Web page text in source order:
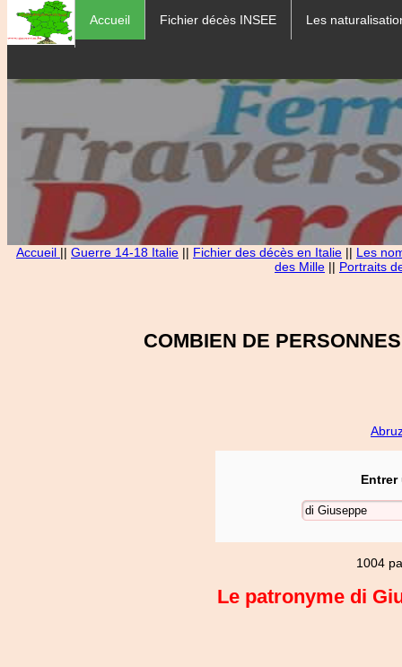
Accueil Fichier décès INSEE Les
Accueil || Guerre 14-18 Italie || Fichier des décès en Italie || Les
des Mille || Portraits
COMBIEN DE
Entrer
1004
Le patronyme di